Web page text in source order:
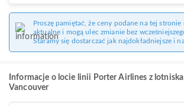
Proszę pamiętać, że ceny podane na tej stronie
aktualne i mogą ulec zmianie bez
Staramy się dostarczać jak najdokładniejsze i
Informacje o locie linii Porter Airlines z
Vancouver